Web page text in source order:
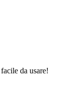
da usare!